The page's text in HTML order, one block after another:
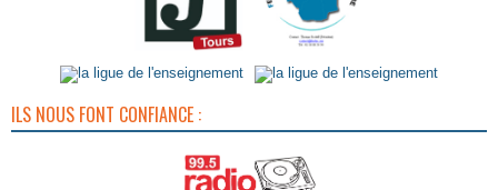
ILS NOUS FONT CONFIANCE :